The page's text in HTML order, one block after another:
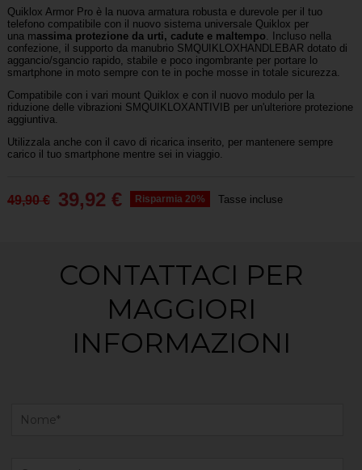
Quiklox Armor Pro è la nuova armatura robusta e durevoleper il tuo
telefono compatibile con il nuovo sistema universale Quiklox per
una massima protezione da urti, cadute e maltempo . Incluso nella
confezione, il supporto da manubrio SMQUIKLOXHANDLEBAR dotato di
aggancio/sgancio rapido, stabile e poco ingombrante per portare lo
smartphone in moto sempre con te in poche mosse in totale sicurezza.
Compatibile con i vari mount Quiklox e con il nuovo modulo per la
riduzione delle vibrazioni SMQUIKLOXANTIVIB per un'ulteriore protezione
aggiuntiva.
Utilizzala anche con il cavo di ricarica inserito, per mantenere sempre
carico il tuo smartphone mentre sei in viaggio.
49,90 € 39,92 € Risparmia 20% Tasse incluse
CONTATTACI PER
MAGGIORI
INFORMAZIONI